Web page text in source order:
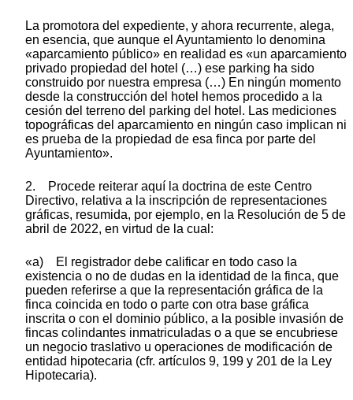
La promotora del expediente, y ahora recurrente, alega,
en esencia, que aunque el Ayuntamiento lo denomina
«aparcamiento público» en realidad es «un aparcamiento
privado propiedad del hotel (…) ese parking ha sido
construido por nuestra empresa (…) En ningún momento
desde la construcción del hotel hemos procedido a la
cesión del terreno del parking del hotel. Las mediciones
topográficas del aparcamiento en ningún caso implican ni
es prueba de la propiedad de esa finca por parte del
Ayuntamiento».
2. Procede reiterar aquí la doctrina de este Centro
Directivo, relativa a la inscripción de representaciones
gráficas, resumida, por ejemplo, en la Resolución de 5 de
abril de 2022, en virtud de la cual:
«a) El registrador debe calificar en todo caso la
existencia o no de dudas en la identidad de la finca, que
pueden referirse a que la representación gráfica de la
finca coincida en todo o parte con otra base gráfica
inscrita o con el dominio público, a la posible invasión de
fincas colindantes inmatriculadas o a que se encubriese
un negocio traslativo u operaciones de modificación de
entidad hipotecaria (cfr. artículos 9, 199 y 201 de la Ley
Hipotecaria).